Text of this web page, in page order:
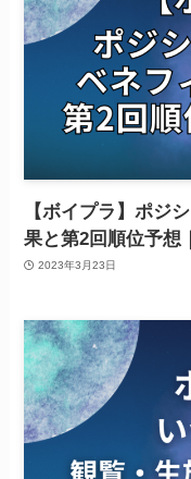
【ボイプラ】ポジ
果と第2回順位予想
2023年3月23日